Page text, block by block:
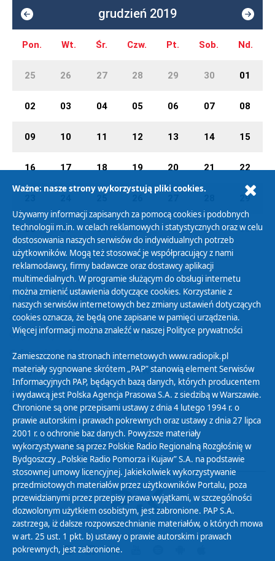
grudzień 2019
Pon. Wt. Śr. Czw. Pt. Sob. Nd.
25 26 27 28 29 30 01
02 03 04 05 06 07 08
09 10 11 12 13 14 15
16 17 18 19 20 21 22
29
30 31 01 02 03 04 05
Polityka Prywatności
Zasady korzystania z Serwisu
Organizacje Pożytku Publicznego
Cyfryzacja DAB+
Polityka ochrony danych osobowych
Abonament
Zamówienia publiczne
Biuletyn Informacji Publicznej
Ważne: nasze strony wykorzystują pliki cookies.
Używamy informacji zapisanych za pomocą cookies i podobnych
technologii m.in. w celach reklamowych i statystycznych oraz w celu
dostosowania naszych serwisów do indywidualnych potrzeb
użytkowników. Mogą też stosować je współpracujący z nami
reklamodawcy, firmy badawcze oraz dostawcy aplikacji
multimedialnych. W programie służącym do obsługi internetu
można zmienić ustawienia dotyczące cookies. Korzystanie z
naszych serwisów internetowych bez zmiany ustawień dotyczących
cookies oznacza, że będą one zapisane w pamięci urządzenia.
Więcej informacji można znaleźć w naszej Polityce prywatności
Zamieszczone na stronach internetowych www.radiopik.pl
materiały sygnowane skrótem „PAP” stanowią element Serwisów
Informacyjnych PAP, będących bazą danych, których producentem
i wydawcą jest Polska Agencja Prasowa S.A. z siedzibą w Warszawie.
Chronione są one przepisami ustawy z dnia 4 lutego 1994 r. o
prawie autorskim i prawach pokrewnych oraz ustawy z dnia 27 lipca
2001 r. o ochronie baz danych. Powyższe materiały
wykorzystywane są przez Polskie Radio Regionalną Rozgłośnię w
Bydgoszczy „Polskie Radio Pomorza i Kujaw” S.A. na podstawie
stosownej umowy licencyjnej. Jakiekolwiek wykorzystywanie
przedmiotowych materiałów przez użytkowników Portalu, poza
przewidzianymi przez przepisy prawa wyjątkami, w szczególności
dozwolonym użytkiem osobistym, jest zabronione. PAP S.A.
zastrzega, iż dalsze rozpowszechnianie materiałów, o których mowa
w art. 25 ust. 1 pkt. b) ustawy o prawie autorskim i prawach
pokrewnych, jest zabronione.